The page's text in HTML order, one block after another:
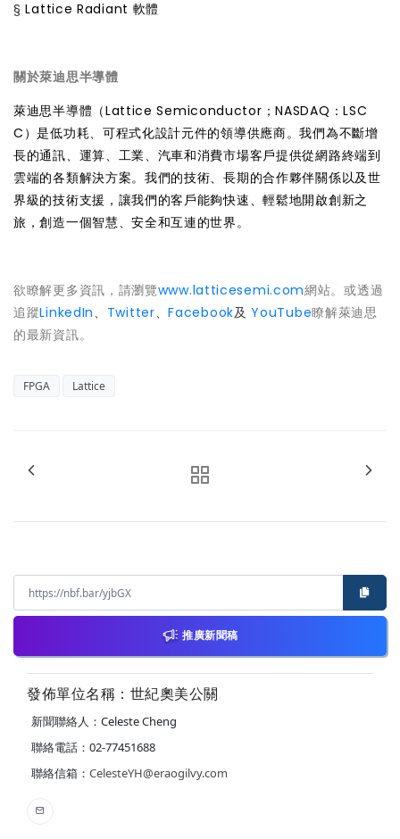
§Lattice Radiant 軟體
關於萊迪思半導體
萊迪思半導體（Lattice Semiconductor；NASDAQ：LSC
C）是低功耗、可程式化設計元件的領導供應商。我們為不斷增
長的通訊、運算、工業、汽車和消費市場客戶提供從網路終端到
雲端的各類解決方案。我們的技術、長期的合作夥伴關係以及世
界級的技術支援，讓我們的客戶能夠快速、輕鬆地開啟創新之
旅，創造一個智慧、安全和互連的世界。
欲瞭解更多資訊，請瀏覽www.latticesemi.com網站。或透過
追蹤LinkedIn、 Twitter、Facebook及YouTube瞭解萊迪思
的最新資訊。
FPGA Lattice
推廣新聞稿
發佈單位名稱：世紀奧美公關
新聞聯絡人：Celeste Cheng
聯絡電話：02-77451688
聯絡信箱： CelesteYH@eraogilvy.com